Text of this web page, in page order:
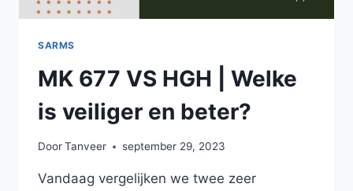
SARMS
MK 677 VS HGH | Welke
is veiliger en beter?
DoorTanveer september 29, 2023
Vandaag vergelijken we twee zeer